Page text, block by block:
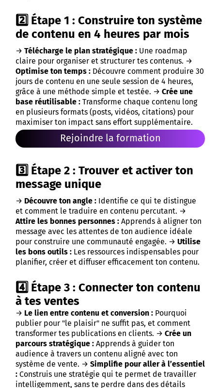
2️⃣ Étape 1 : Construire ton système
de contenu en 4 heures par mois
→ Télécharge le plan stratégique : Une roadmap
claire pour organiser et structurer tes contenus. →
Optimise ton temps : Découvre comment produire 30
jours de contenu en une seule session de 4 heures,
grâce à une méthode simple et testée. → Crée une
base réutilisable : Transforme chaque contenu long
en plusieurs formats (posts, vidéos, citations) pour
maximiser ton impact sans effort supplémentaire.
Rejoindre la formation
3️⃣ Étape 2 : Trouver et activer ton
message unique
→ Découvre ton angle : Identifie ce qui te distingue
et comment le traduire en contenu percutant. →
Attire les bonnes personnes : Apprends à aligner ton
message avec les attentes de ton audience idéale
pour construire une communauté engagée. → Utilise
les bons outils : Les ressources indispensables pour
planifier, créer et diffuser efficacement ton contenu.
4️⃣ Étape 3 : Connecter ton contenu
à tes ventes
→ Le lien entre contenu et conversion : Pourquoi
publier pour "le plaisir" ne suffit pas, et comment
transformer tes publications en clients. → Crée un
parcours stratégique : Apprends à guider ton
audience à travers un contenu aligné avec ton
système de vente. → Simplifie pour aller à l’essentiel
: Construis une stratégie qui te permet de travailler
intelligemment, sans te perdre dans des détails